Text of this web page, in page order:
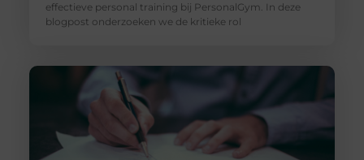
effectieve personal training bij PersonalGym. In deze
blogpost onderzoeken we de kritieke rol